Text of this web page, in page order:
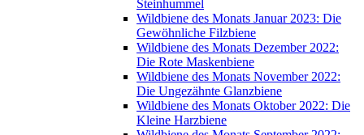
Steinhummel
Wildbiene des Monats Januar 2023: Die
Gewöhnliche Filzbiene
Wildbiene des Monats Dezember 2022:
Die Rote Maskenbiene
Wildbiene des Monats November 2022:
Die Ungezähnte Glanzbiene
Wildbiene des Monats Oktober 2022: Die
Kleine Harzbiene